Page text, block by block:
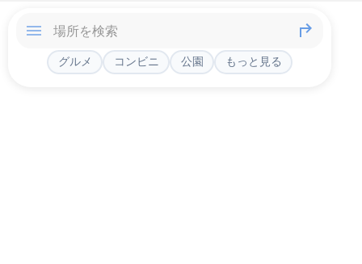
グルメ コンビニ 公園 もっと見る